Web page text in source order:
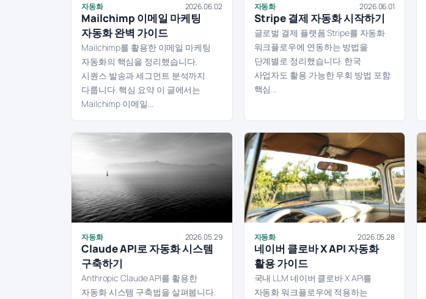
자동화 2026.06.02
Mailchimp 이메일 마케팅
자동화 완벽 가이드
Mailchimp를 활용한 이메일 마케팅
자동화의 핵심을 정리했습니다.
시퀀스 발송과 세그먼트 분석까지
다룹니다. 핵심 요약 이 글에서는
Mailchimp 이메일...
자동화 2026.06.01
Stripe 결제 자동화 시작하기
글로벌 결제 플랫폼 Stripe를 자동화
워크플로우에 연동하는 방법을
단계별로 정리했습니다. 한국
사업자도 활용 가능한 우회 방법 포함.
핵심...
자동화 2026.05.29
Claude API로 자동화 시스템
구축하기
Anthropic Claude API를 활용한
자동화 시스템 구축법을 살펴봅니다.
자동화 2026.05.28
네이버 클로바 X API 자동화
활용 가이드
국내 LLM 네이버 클로바 X API를
자동화 워크플로우에 적용하는